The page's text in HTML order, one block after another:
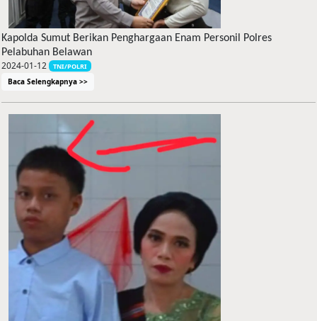
Kapolda Sumut Berikan Penghargaan Enam Personil Polres
Pelabuhan Belawan
2024-01-12 TNI/POLRI
Baca Selengkapnya >>